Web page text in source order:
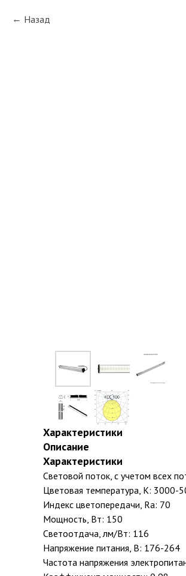
Назад
Характеристики
Описание
Характеристики
Световой поток, с учетом всех
Цветовая температура, К: 3000-
Индекс цветопередачи, Ra: 70
Мощность, Вт: 150
Светоотдача, лм/Вт: 116
Напряжение питания, В: 176-264
Частота напряжения